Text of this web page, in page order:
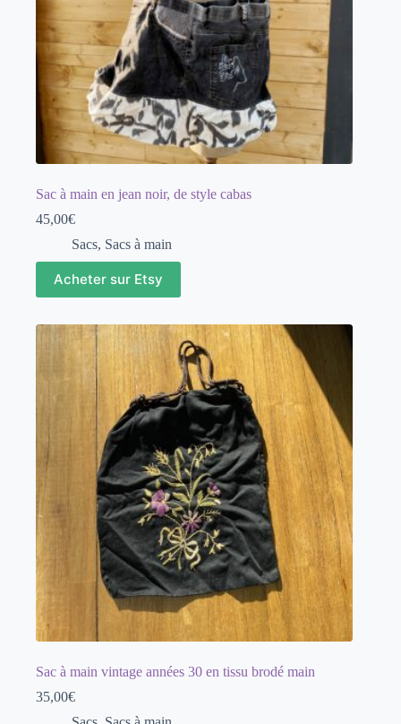
Sac à main en jean noir, de style cabas
45,00€
Sacs, Sacs à main
Acheter sur Etsy
Sac à main vintage années 30 en tissu brodé main
35,00€